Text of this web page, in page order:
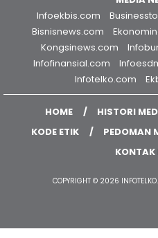
MEDIA
Infoekbis.com
Bisnisnews.com
Kongsinews.com
Infofinansial.com
Infotelko.com
KONTAK